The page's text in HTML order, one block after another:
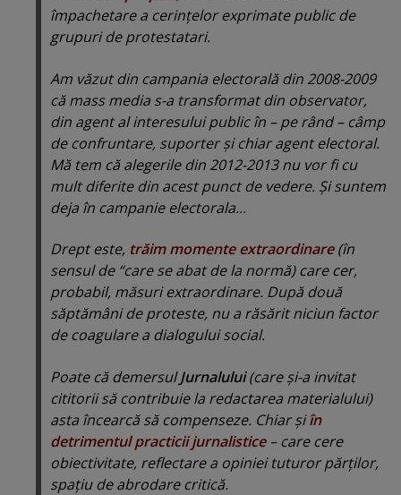
împachetare a cerinţelor exprimate public de
grupuri de protestatari.
Am văzut din campania electorală din 2008-2009
că mass media s-a transformat din observator,
din agent al interesului public în – pe rând – câmp
de confruntare, suporter şi chiar agent electoral.
Mă tem că alegerile din 2012-2013 nu vor fi cu
mult diferite din acest punct de vedere. Şi suntem
deja în campanie electorala...
Drept este, trăim momente extraordinare(în
sensul de “care se abat de la normă) care cer,
probabil, măsuri extraordinare. După două
săptămâni de proteste, nu a răsărit niciun factor
de coagulare a dialogului social.
Poate că demersulJurnalului(care şi-a invitat
cititorii să contribuie la redactarea materialului)
asta încearcă să compenseze. Chiar şiîn
detrimentul practicii jurnalistice– care cere
obiectivitate, reflectare a opiniei tuturor părţilor,
spaţiu de abrodare critică.